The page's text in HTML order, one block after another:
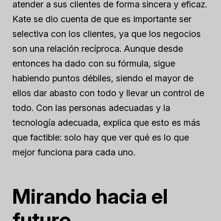
atender a sus clientes de forma sincera y eficaz.
Kate se dio cuenta de que es importante ser
selectiva con los clientes, ya que los negocios
son una relación recíproca. Aunque desde
entonces ha dado con su fórmula, sigue
habiendo puntos débiles, siendo el mayor de
ellos dar abasto con todo y llevar un control de
todo. Con las personas adecuadas y la
tecnología adecuada, explica que esto es más
que factible: solo hay que ver qué es lo que
mejor funciona para cada uno.
Mirando hacia el